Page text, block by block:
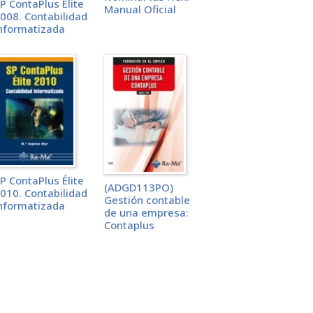
ContaPlus Élite
Contabilidad
Manual Oficial
ContaPlus Élite
Contabilidad
(ADGD113PO)
Gestión contable
de una empresa:
Contaplus